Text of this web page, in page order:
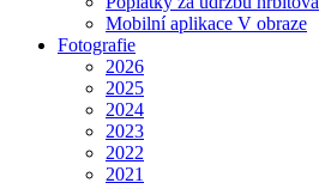
Mobilní aplikace V obraze
Fotografie
2026
2025
2024
2023
2022
2021